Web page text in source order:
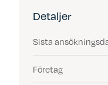
Detaljer
Sista
Företag